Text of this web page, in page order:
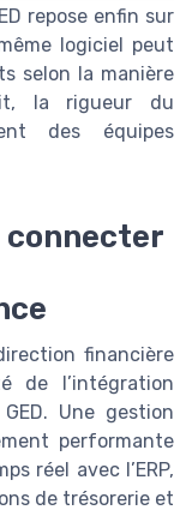
repose enfin sur
logiciel peut
selon la manière
la rigueur du
des équipes
financière
de l’intégration
Une gestion
performante
réel avec l’ERP,
de trésorerie et